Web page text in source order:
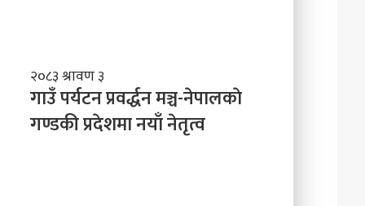
ब
के
ग
र्नु
गा
उँ
प
र्य
२०८३ श्रावण ३
गाउँ पर्यटन प्रवर्द्धन मञ्च-नेपालकाे
गण्डकी प्रदेशमा नयाँ नेतृत्व